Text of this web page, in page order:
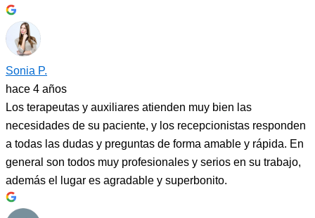
Sonia P.
hace 4 años
Los terapeutas y auxiliares atienden muy bien las
necesidades de su paciente, y los recepcionistas responden
a todas las dudas y preguntas de forma amable y rápida. En
general son todos muy profesionales y serios en su trabajo,
además el lugar es agradable y superbonito.